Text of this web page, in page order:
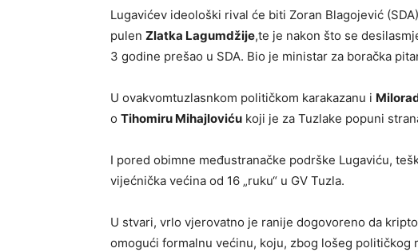
Lugavićev ideološki rival će biti Zoran Blagojević
pulen Zlatka Lagumdžije,te je nakon što se
3 godine prešao u SDA. Bio je ministar za boračka
U ovakvomtuzlasnkom političkom karakazanu i
o Tihomiru Mihajloviću koji je za Tuzlake popuni
I pored obimne međustranačke podrške Lugaviću,
vijećnička većina od 16 „ruku“ u GV Tuzla.
U stvari, vrlo vjerovatno je ranije dogovoreno da
omogući formalnu većinu, koju, zbog lošeg političkog